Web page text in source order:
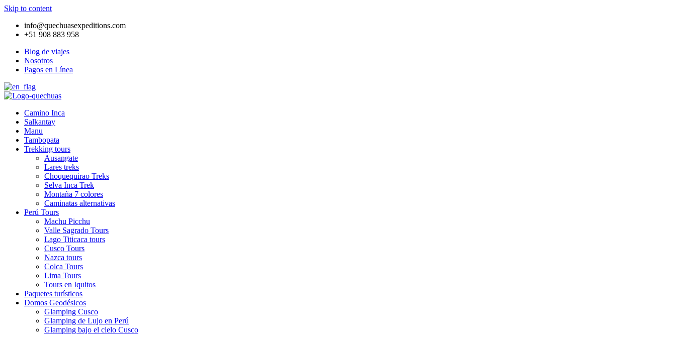
Skip to content
info@quechuasexpeditions.com
+51 908 883 958
Blog de viajes
Nosotros
Pagos en Línea
Camino Inca
Salkantay
Manu
Tambopata
Trekking tours
Ausangate
Lares treks
Choquequirao Treks
Selva Inca Trek
Montaña 7 colores
Caminatas alternativas
Perú Tours
Machu Picchu
Valle Sagrado Tours
Lago Titicaca tours
Cusco Tours
Nazca tours
Colca Tours
Lima Tours
Tours en Iquitos
Paquetes turísticos
Domos Geodésicos
Glamping Cusco
Glamping de Lujo en Perú
Glamping bajo el cielo Cusco